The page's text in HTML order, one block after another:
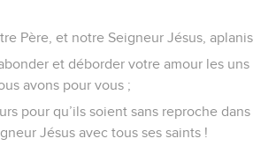
Père, et notre Seigneur Jésus,
et déborder votre amour les
avons pour vous ;
pour qu’ils soient sans reproche
Jésus avec tous ses saints !